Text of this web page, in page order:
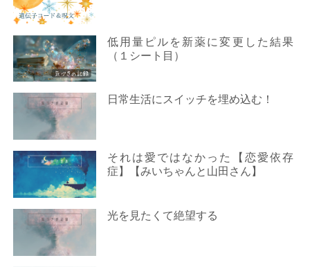
低用量ピルを新薬に変更した結果
（１シート目）
日常生活にスイッチを埋め込む！
それは愛ではなかった【恋愛依存
症】【みいちゃんと山田さん】
光を見たくて絶望する